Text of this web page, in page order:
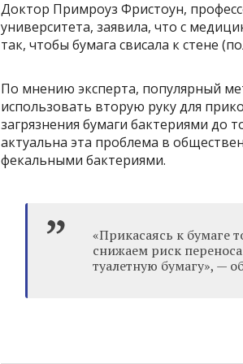
Доктор Примроуз Фристоун,
университета, заявила, что с
так, чтобы бумага свисала к стене
По мнению эксперта, популярный
использовать вторую руку для
загрязнения бумаги бактериями до
актуальна эта проблема в
фекальными бактериями.
«Прикасаясь к бумаге
снижаем риск
туалетную бумагу», —